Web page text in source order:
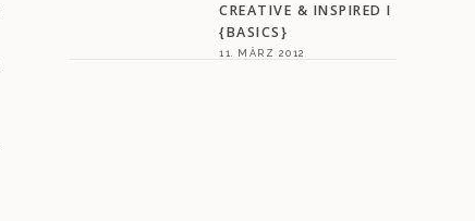
CREATIVE & INSPIRED I
{BASICS}
11. MÄRZ 2012